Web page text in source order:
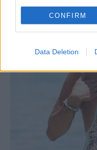
CONFIRM
Data Deletion